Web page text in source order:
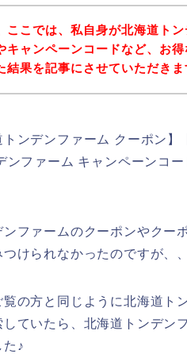
ここでは、私自身が北海道ト
キャンペーンコードなど、お
結果を記事にさせていただきま
ンデンファーム クーポン
ンファーム キャンペーンコ
ファームのクーポンやクー
けられなかったのですが、、
の方と同じように北海道ト
ていたら、北海道トンデン
た♪